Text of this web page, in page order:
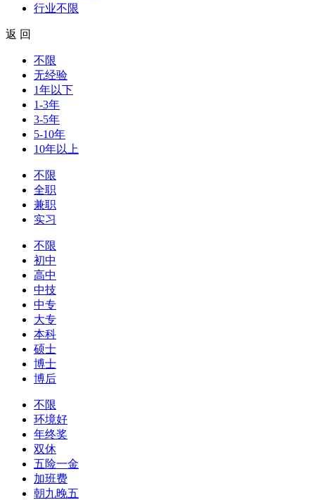
行业不限
返 回
不限
无经验
1年以下
1-3年
3-5年
5-10年
10年以上
不限
全职
兼职
实习
不限
初中
高中
中技
中专
大专
本科
硕士
博士
博后
不限
环境好
年终奖
双休
五险一金
加班费
朝九晚五